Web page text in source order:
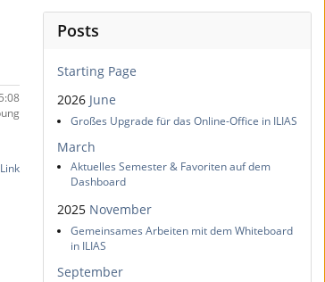
Link
Posts
Starting Page
2026 June
Großes Upgrade für das Online-Office in ILIAS
March
Aktuelles Semester & Favoriten auf dem
Dashboard
2025 November
Gemeinsames Arbeiten mit dem Whiteboard
in ILIAS
September